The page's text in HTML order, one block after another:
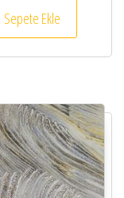
Sepete Ekle